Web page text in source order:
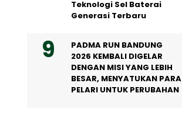
Teknologi Sel Baterai
Generasi Terbaru
PADMA RUN BANDUNG
2026 KEMBALI DIGELAR
DENGAN MISI YANG LEBIH
BESAR, MENYATUKAN PARA
PELARI UNTUK PERUBAHAN